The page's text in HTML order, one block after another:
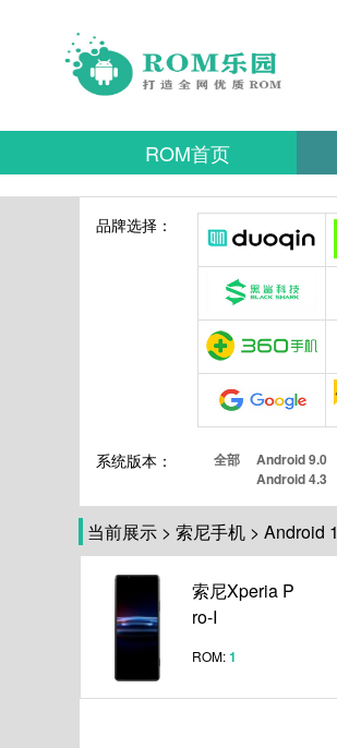
ROM首页
品牌选择：
系统版本： 全部 Android 9.0
Android 4.3
当前展示 > 索尼手机 > Android
索尼Xperia P
ro-I
ROM:1